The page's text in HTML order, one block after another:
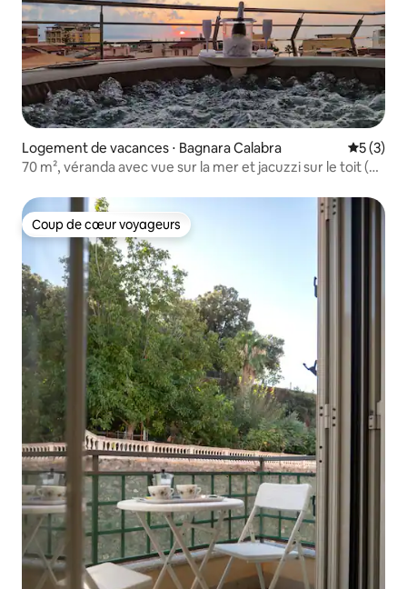
Logement de vacances ⋅ Bagnara Calabra
5 (3)
70 m², véranda avec vue sur la mer et jacuzzi sur le toit (en
Coup de cœur voyageurs
Coup de cœur voyageurs